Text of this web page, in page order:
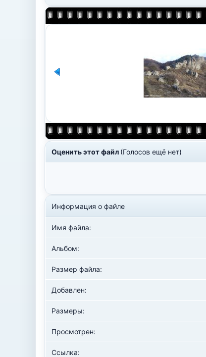
Оценить этот файл (Голосов ещё нет)
Информация о файле
Имя файла:
Альбом:
Размер файла:
Добавлен:
Размеры:
Просмотрен:
Ссылка: